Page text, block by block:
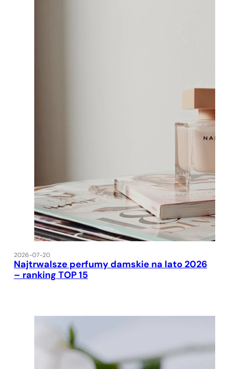
2026-07-20
Najtrwalsze perfumy damskie na lato 2026
– ranking TOP 15